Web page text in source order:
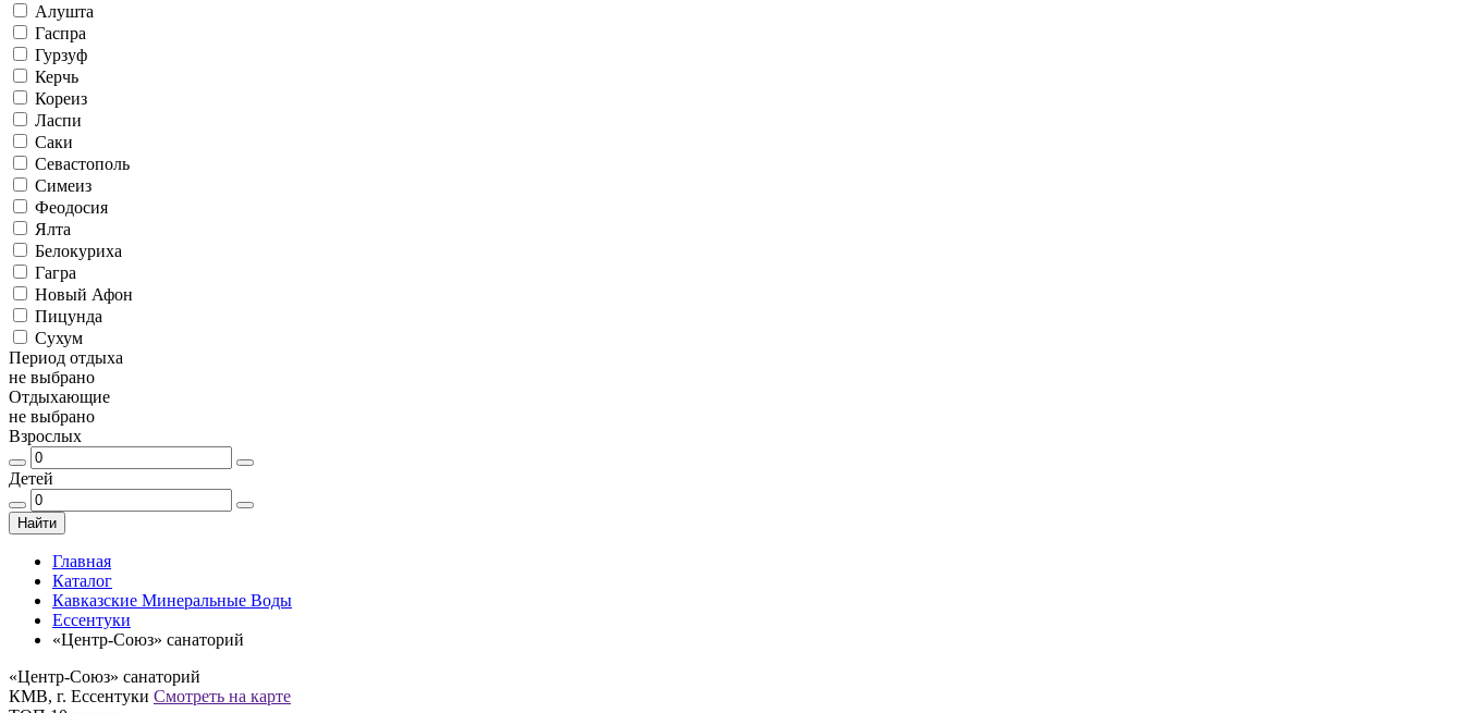
Алушта
Гаспра
Гурзуф
Керчь
Кореиз
Ласпи
Саки
Севастополь
Симеиз
Феодосия
Ялта
Белокуриха
Гагра
Новый Афон
Пицунда
Сухум
Период отдыха
не выбрано
Отдыхающие
не выбрано
Взрослых
Детей
Найти
Главная
Каталог
Кавказские Минеральные Воды
Ессентуки
«Центр-Союз» санаторий
«Центр-Союз» санаторий
КМВ, г. Ессентуки Смотреть на карте